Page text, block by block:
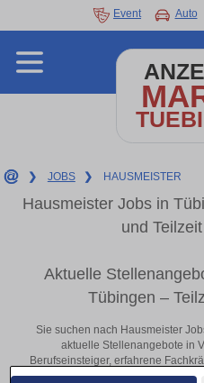
Event Auto
❯ JOBS ❯ HAUSMEISTER
Hausmeister Jobs in
und
Aktuelle
Tübingen –
Sie suchen nach Hausmeister
aktuelle Stellenangebote in
Berufseinsteiger, erfahrene
Büro, vor Ort oder remote: